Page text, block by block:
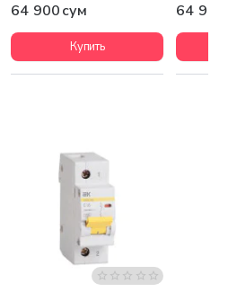
64 900 сум
Купить
64 900